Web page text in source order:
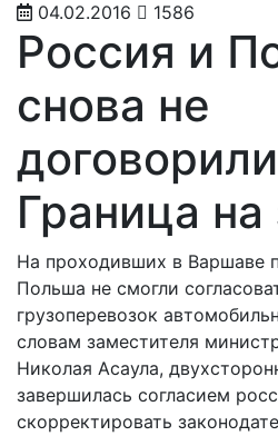
04.02.2016 1586
Россия и
снова не
Граница на
На проходивших в Варшаве
Польша не смогли
грузоперевозок
словам заместителя
Николая Асаула,
завершилась согласием
скорректировать